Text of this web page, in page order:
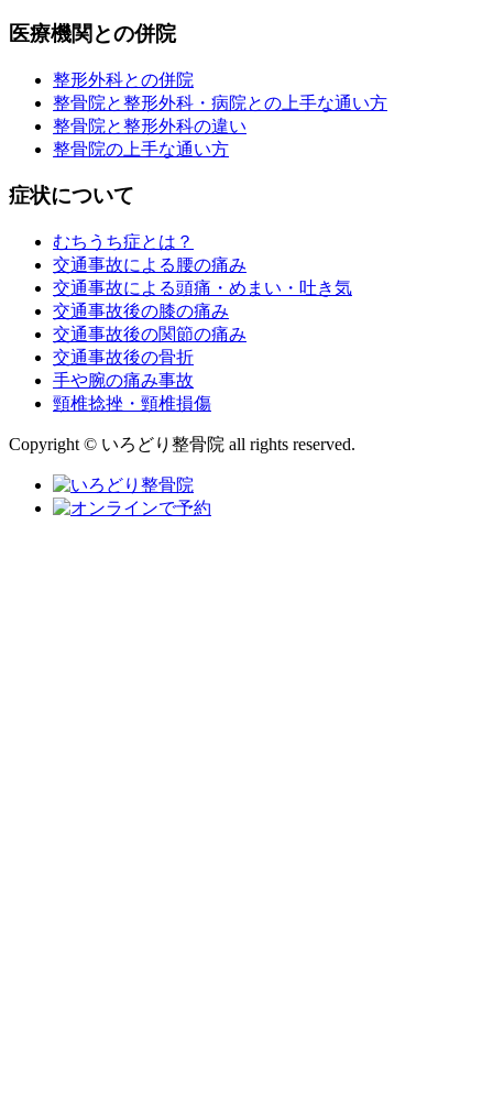
医療機関との併院
整形外科との併院
整骨院と整形外科・病院との上手な通い方
整骨院と整形外科の違い
整骨院の上手な通い方
症状について
むちうち症とは？
交通事故による腰の痛み
交通事故による頭痛・めまい・吐き気
交通事故後の膝の痛み
交通事故後の関節の痛み
交通事故後の骨折
手や腕の痛み事故
頸椎捻挫・頸椎損傷
Copyright © いろどり整骨院 all rights reserved.